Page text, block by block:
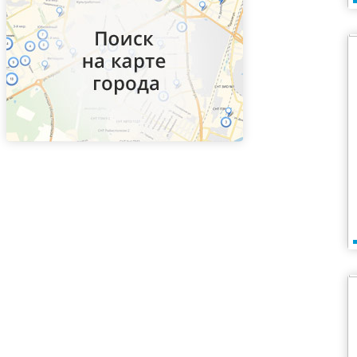
ВДНХ
Верхние Котлы
Верхние Лихоборы
Владыкино
Водный стадион
Войковская